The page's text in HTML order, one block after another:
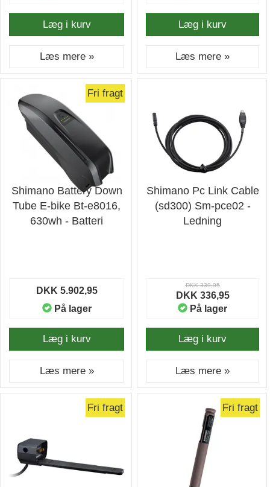
Læg i kurv
Læs mere »
Læg i kurv
Læs mere »
Fri fragt
Shimano Battery Down
Tube E-bike Bt-e8016,
630wh - Batteri
DKK 5.902,95
På lager
Læg i kurv
Læs mere »
Shimano Pc Link Cable
(sd300) Sm-pce02 -
Ledning
DKK 339,95
DKK 336,95
På lager
Læg i kurv
Læs mere »
Fri fragt Fri fragt